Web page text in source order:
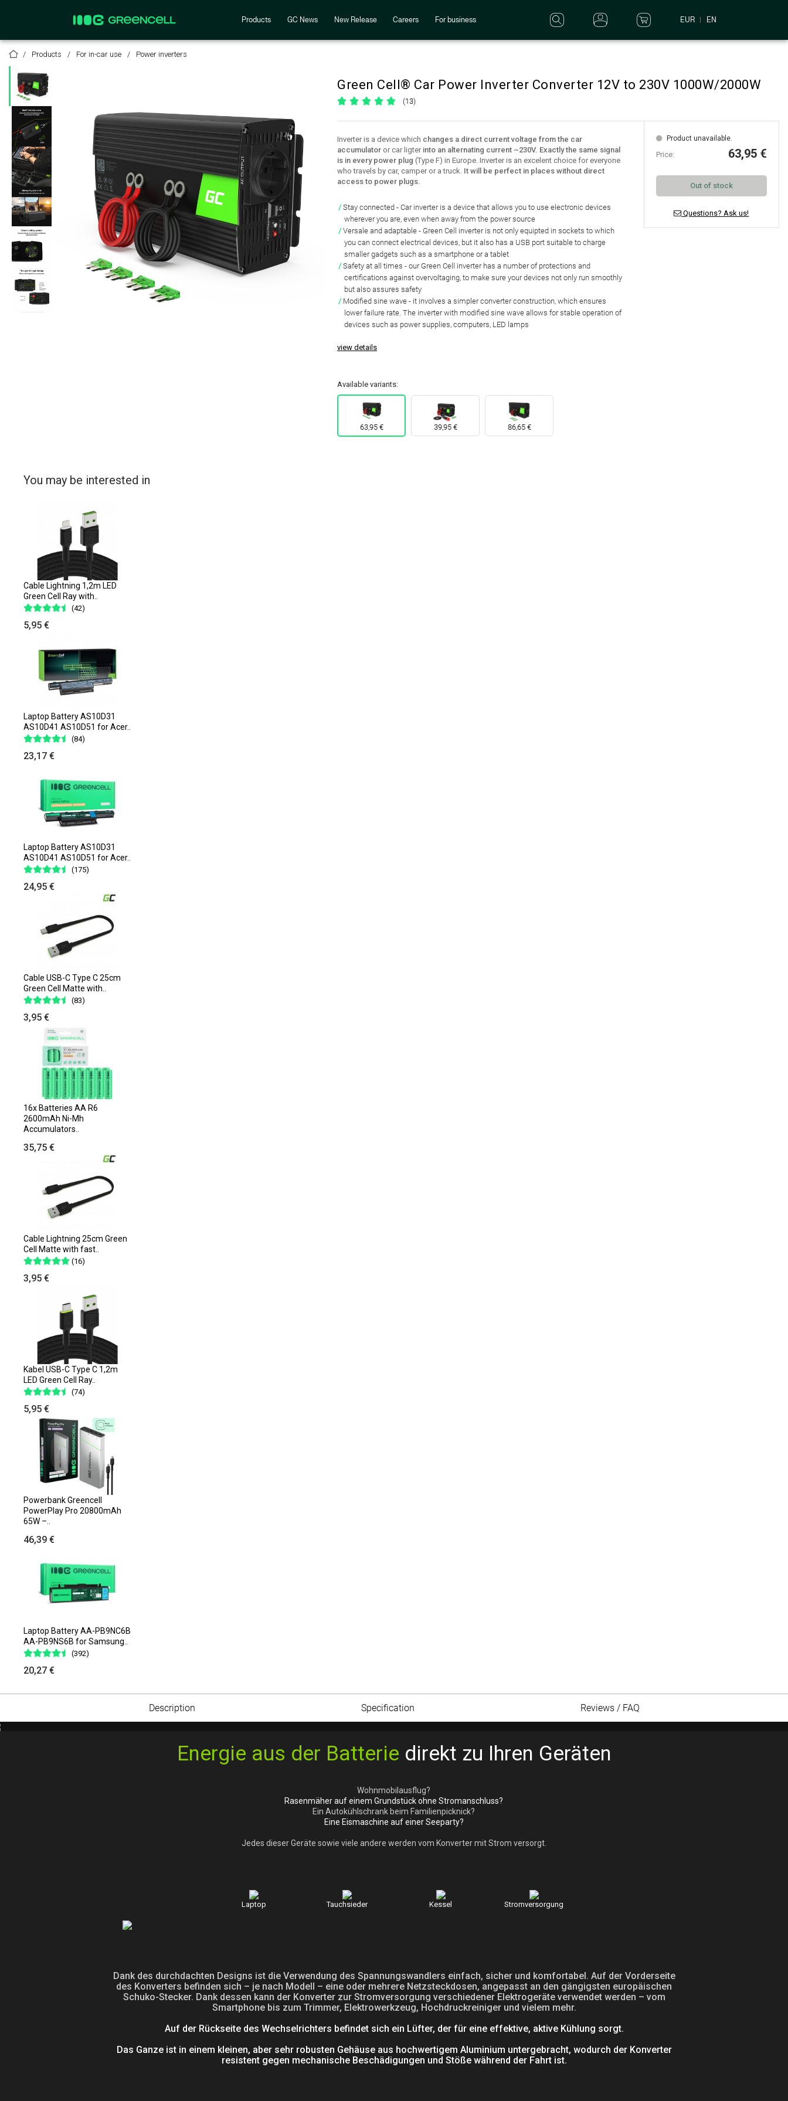
Products GC News New Release Careers For business EUR EN
Products For in-car use Power inverters
Green Cell® Car Power Inverter Converter 12V to 230V 1000W/2000W
(13)
Inverter is a device which changes a direct current voltage from the car
accumulator or car ligter into an alternating current ~230V. Exactly the same signal
is in every power plug (Type F) in Europe. Inverter is an excelent choice for everyone
who travels by car, camper or a truck. It will be perfect in places without direct
access to power plugs.
Stay connected - Car inverter is a device that allows you to use electronic devices
wherever you are, even when away from the power source
Versale and adaptable - Green Cell inverter is not only equipted in sockets to which
you can connect electrical devices, but it also has a USB port suitable to charge
smaller gadgets such as a smartphone or a tablet
Safety at all times - our Green Cell inverter has a number of protections and
certifications against overvoltaging, to make sure your devices not only run smoothly
but also assures safety
Modified sine wave - it involves a simpler converter construction, which ensures
lower failure rate. The inverter with modified sine wave allows for stable operation of
devices such as power supplies, computers, LED lamps
view details
Product unavailable.
Price: 63,95 €
Out of stock
Questions? Ask us!
Available variants:
63,95 € 39,95 € 86,65 €
You may be interested in
Cable Lightning 1,2m LED
Green Cell Ray with..
(42)
5,95 €
Laptop Battery AS10D31
AS10D41 AS10D51 for Acer..
(84)
23,17 €
Laptop Battery AS10D31
AS10D41 AS10D51 for Acer..
(175)
24,95 €
Cable USB-C Type C 25cm
Green Cell Matte with..
(83)
3,95 €
16x Batteries AA R6
2600mAh Ni-Mh
Accumulators..
35,75 €
Cable Lightning 25cm Green
Cell Matte with fast..
(16)
3,95 €
Kabel USB-C Type C 1,2m
LED Green Cell Ray..
(74)
5,95 €
Powerbank Greencell
PowerPlay Pro 20800mAh
65W –..
46,39 €
Laptop Battery AA-PB9NC6B
AA-PB9NS6B for Samsung..
(392)
20,27 €
Description Specification Reviews / FAQ
Energie aus der Batterie direkt zu Ihren Geräten
Wohnmobilausflug?
Rasenmäher auf einem Grundstück ohne Stromanschluss?
Ein Autokühlschrank beim Familienpicknick?
Eine Eismaschine auf einer Seeparty?
Jedes dieser Geräte sowie viele andere werden vom Konverter mit Strom versorgt.
Laptop Tauchsieder Kessel Stromversorgung
Dank des durchdachten Designs ist die Verwendung des Spannungswandlers einfach, sicher und komfortabel. Auf der Vorderseite
des Konverters befinden sich – je nach Modell – eine oder mehrere Netzsteckdosen, angepasst an den gängigsten europäischen
Schuko-Stecker. Dank dessen kann der Konverter zur Stromversorgung verschiedener Elektrogeräte verwendet werden – vom
Smartphone bis zum Trimmer, Elektrowerkzeug, Hochdruckreiniger und vielem mehr.
Auf der Rückseite des Wechselrichters befindet sich ein Lüfter, der für eine effektive, aktive Kühlung sorgt.
Das Ganze ist in einem kleinen, aber sehr robusten Gehäuse aus hochwertigem Aluminium untergebracht, wodurch der Konverter
resistent gegen mechanische Beschädigungen und Stöße während der Fahrt ist.